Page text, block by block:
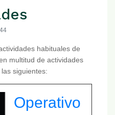
habituales de
multitud de actividades
siguientes:
Operativo